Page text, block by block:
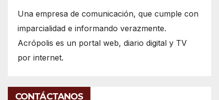
Una empresa de comunicación, que cumple con
imparcialidad e informando verazmente.
Acrópolis es un portal web, diario digital y TV
por internet.
CONTÁCTANOS